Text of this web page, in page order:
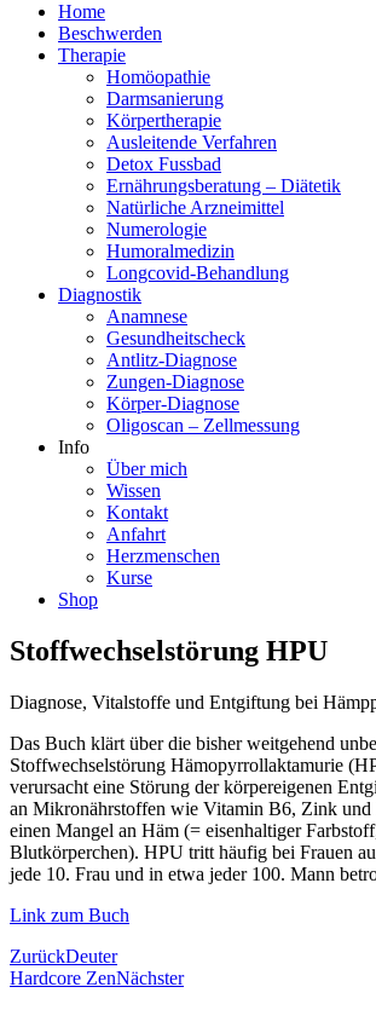
Home
Beschwerden
Therapie
Homöopathie
Darmsanierung
Körpertherapie
Ausleitende Verfahren
Detox Fussbad
Ernährungsberatung – Diätetik
Natürliche Arzneimittel
Numerologie
Humoralmedizin
Longcovid-Behandlung
Diagnostik
Anamnese
Gesundheitscheck
Antlitz-Diagnose
Zungen-Diagnose
Körper-Diagnose
Oligoscan – Zellmessung
Info
Über mich
Wissen
Kontakt
Anfahrt
Herzmenschen
Kurse
Shop
Stoffwechselstörung HPU
Diagnose, Vitalstoffe und Entgiftung bei
Das Buch klärt über die bisher weitgehend
Stoffwechselstörung Hämopyrrollaktamurie
verursacht eine Störung der körpereigenen
an Mikronährstoffen wie Vitamin B6, Zink und
einen Mangel an Häm (= eisenhaltiger
Blutkörperchen). HPU tritt häufig bei Frauen
jede 10. Frau und in etwa jeder 100. Mann
Link zum Buch
ZurückDeuter
Hardcore ZenNächster